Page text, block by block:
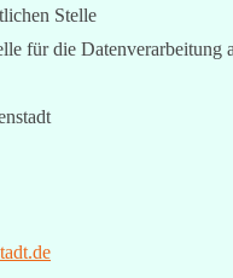
Stelle
für die Datenverarbeitung